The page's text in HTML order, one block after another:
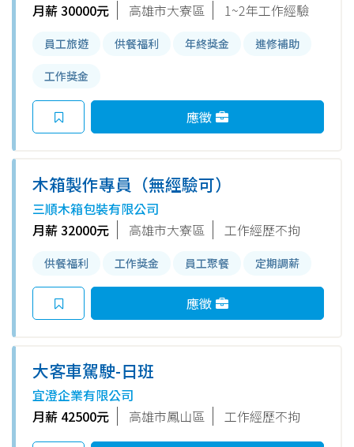
月薪 30000元
高雄市大寮區 1~2年工作經驗
員工旅遊 供餐福利 年終獎金 進修補助
工作獎金
應徵
木箱製作專員（無經驗可）
三順木箱包裝有限公司
月薪 32000元
高雄市大寮區 工作經歷不拘
供餐福利 工作獎金 員工聚餐 定期調薪
應徵
大客車駕駛-日班
宜澄企業有限公司
月薪 42500元
高雄市鳳山區 工作經歷不拘